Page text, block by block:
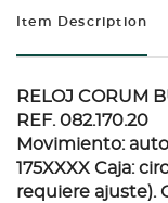
Item Description
RELOJ CORUM
REF. 082.170.20
Movimiento:
175XXXX Caja:
requiere ajuste).